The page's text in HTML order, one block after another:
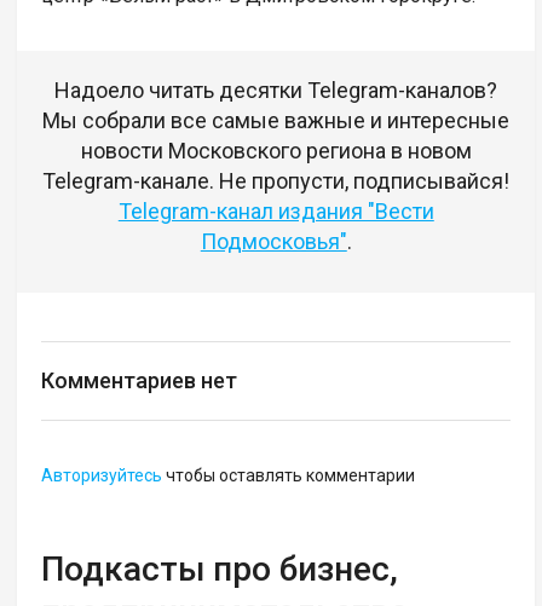
Надоело читать десятки Telegram-каналов?
Мы собрали все самые важные и интересные
новости Московского региона в новом
Telegram-канале. Не пропусти, подписывайся!
Telegram-канал издания "Вести
Подмосковья".
Комментариев нет
Авторизуйтесь чтобы оставлять комментарии
Подкасты про бизнес,